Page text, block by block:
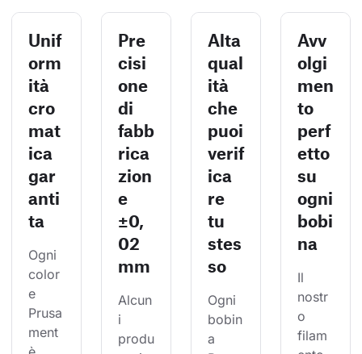
Unif
orm
ità
cro
mat
ica
gar
anti
ta
Ogni
color
e
Prusa
ment
Pre
cisi
one
di
fabb
rica
zion
e
±0,
02
mm
Alcun
i
produ
Alta
qual
ità
che
puoi
verif
ica
re
tu
stes
so
Ogni
bobin
a
Avv
olgi
men
to
perf
etto
su
ogni
bobi
na
Il
nostr
o
filam